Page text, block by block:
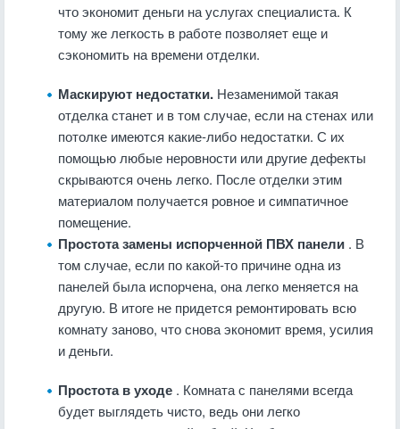
что экономит деньги на услугах специалиста. К
тому же легкость в работе позволяет еще и
сэкономить на времени отделки.
Маскируют недостатки. Незаменимой такая
отделка станет и в том случае, если на стенах или
потолке имеются какие-либо недостатки. С их
помощью любые неровности или другие дефекты
скрываются очень легко. После отделки этим
материалом получается ровное и симпатичное
помещение.
Простота замены испорченной ПВХ панели . В
том случае, если по какой-то причине одна из
панелей была испорчена, она легко меняется на
другую. В итоге не придется ремонтировать всю
комнату заново, что снова экономит время, усилия
и деньги.
Простота в уходе . Комната с панелями всегда
будет выглядеть чисто, ведь они легко